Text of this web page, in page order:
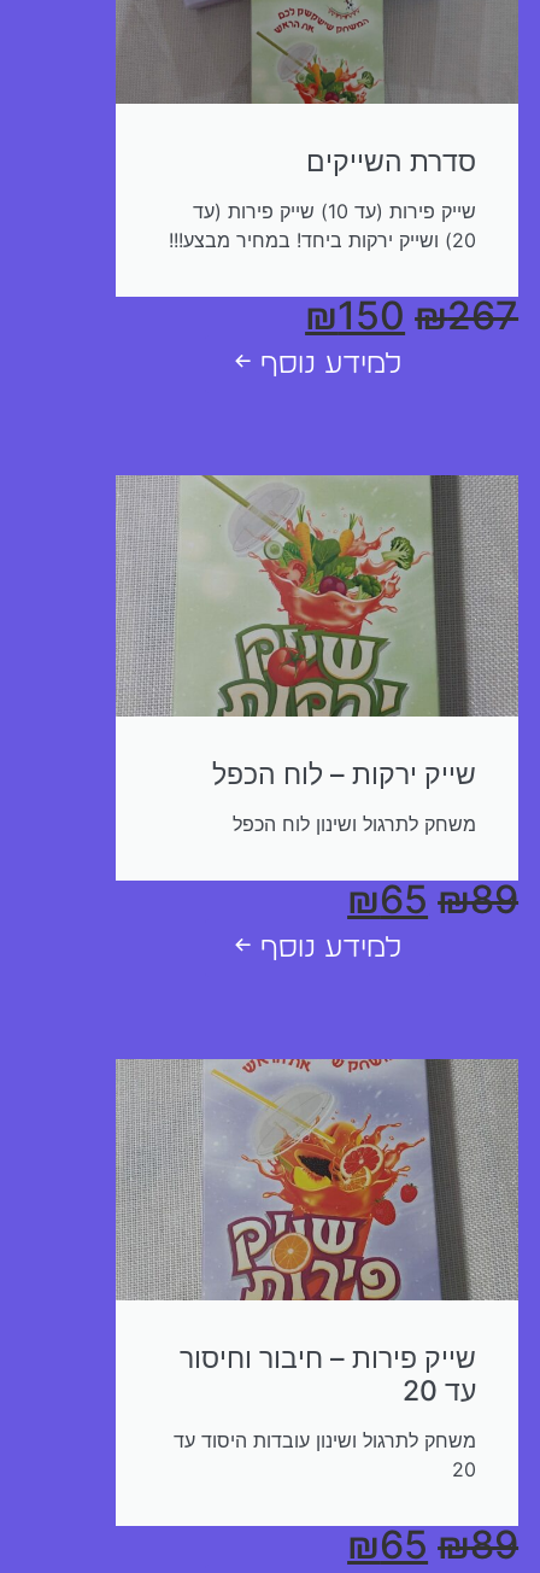
סדרת השייקים
שייק פירות (עד 10) שייק פירות (עד
20) ושייק ירקות ביחד! במחיר מבצע!!!
₪267
₪150
למידע נוסף ←
שייק ירקות – לוח הכפל
משחק לתרגול ושינון לוח הכפל
₪89
₪65
למידע נוסף ←
שייק פירות – חיבור וחיסור
עד 20
משחק לתרגול ושינון עובדות היסוד עד
20
₪89
₪65